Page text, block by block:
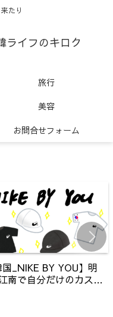
たり
ライフのキロク
旅行
美容
お問合せフォーム
国_NIKE BY YOU】明
南で自分だけのカスタ